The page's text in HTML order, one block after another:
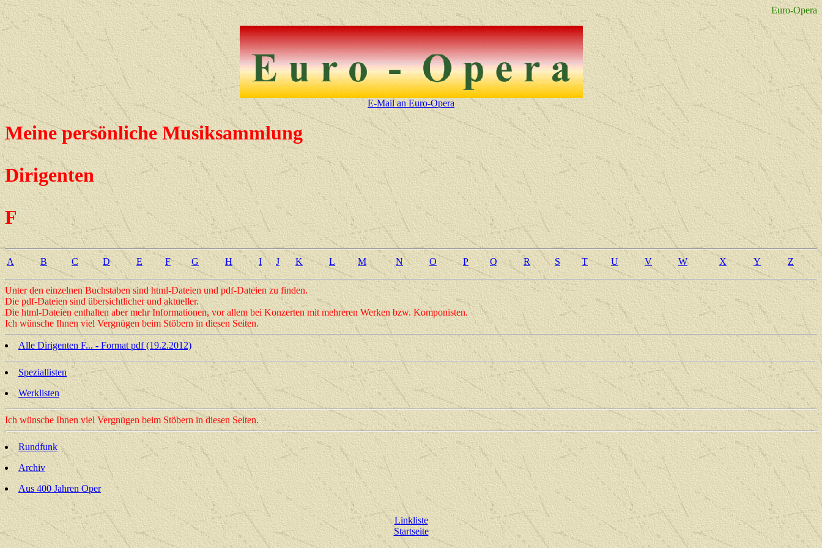
Euro-Opera
E-Mail an Euro-Opera
Meine persönliche Musiksammlung
Dirigenten
F
A B C D E F G H I J K L M N O P Q R S T U V W X Y Z
Unter den einzelnen Buchstaben sind html-Dateien und pdf-Dateien zu finden.
Die pdf-Dateien sind übersichtlicher und aktueller.
Die html-Dateien enthalten aber mehr Informationen, vor allem bei Konzerten mit mehreren Werken bzw. Komponisten.
Ich wünsche Ihnen viel Vergnügen beim Stöbern in diesen Seiten.
Alle Dirigenten F... - Format pdf (19.2.2012)
Speziallisten
Werklisten
Ich wünsche Ihnen viel Vergnügen beim Stöbern in diesen Seiten.
Rundfunk
Archiv
Aus 400 Jahren Oper
Linkliste
Startseite